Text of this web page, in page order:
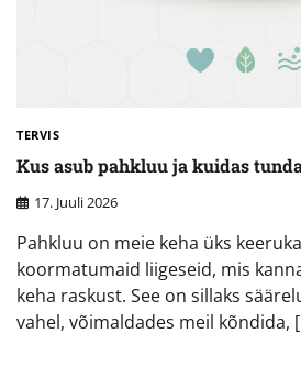
TERVIS
Kus asub pahkluu ja kuidas
17. Juuli 2026
Pahkluu on meie keha üks
koormatumaid liigeseid, mis
keha raskust. See on sillaks
vahel, võimaldades meil kõndida,